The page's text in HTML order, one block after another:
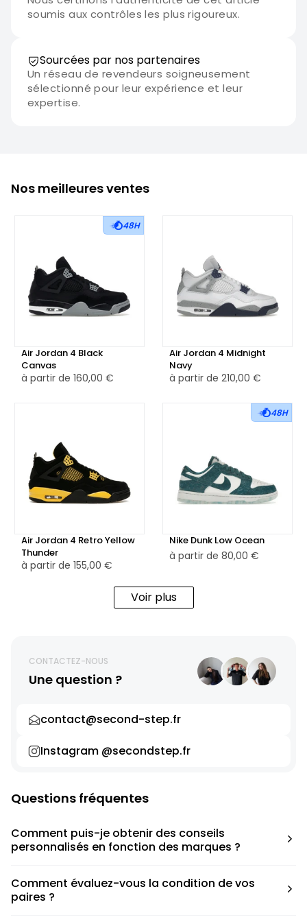
soumis aux contrôles les plus rigoureux.
Sourcées par nos partenaires
Un réseau de revendeurs soigneusement
sélectionné pour leur expérience et leur
expertise.
Nos meilleures ventes
48H
Air Jordan 4 Black
Canvas
à partir de 160,00 €
Air Jordan 4 Midnight
Navy
à partir de 210,00 €
Air Jordan 4 Retro Yellow
Thunder
à partir de 155,00 €
48H
Nike Dunk Low Ocean
à partir de 80,00 €
Voir plus
CONTACTEZ-NOUS
Une question ?
contact@second-step.fr
Instagram @secondstep.fr
Questions fréquentes
Comment puis-je obtenir des conseils
personnalisés en fonction des marques ?
pour déterminer la taille appropriée, que ce soit une taille
en dessous, au-dessus ou correspondant à votre taille
Comment évaluez-vous la condition de vos
paires ?